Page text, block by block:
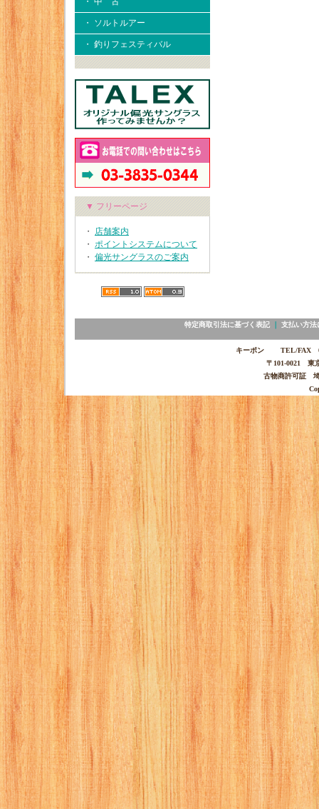
・ ソルトルアー
・ 釣りフェスティバル
▼ フリーページ
・ 店舗案内
・ ポイントシステムについて
・ 偏光サングラスのご案内
特定商取引法に基づく表記｜ 支払い方法
キーポン TEL/FAX
〒101-0021 東
古物商許可証